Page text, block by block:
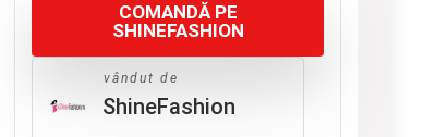
COMANDĂ PE
SHINEFASHION
vândut de
ShineFashion